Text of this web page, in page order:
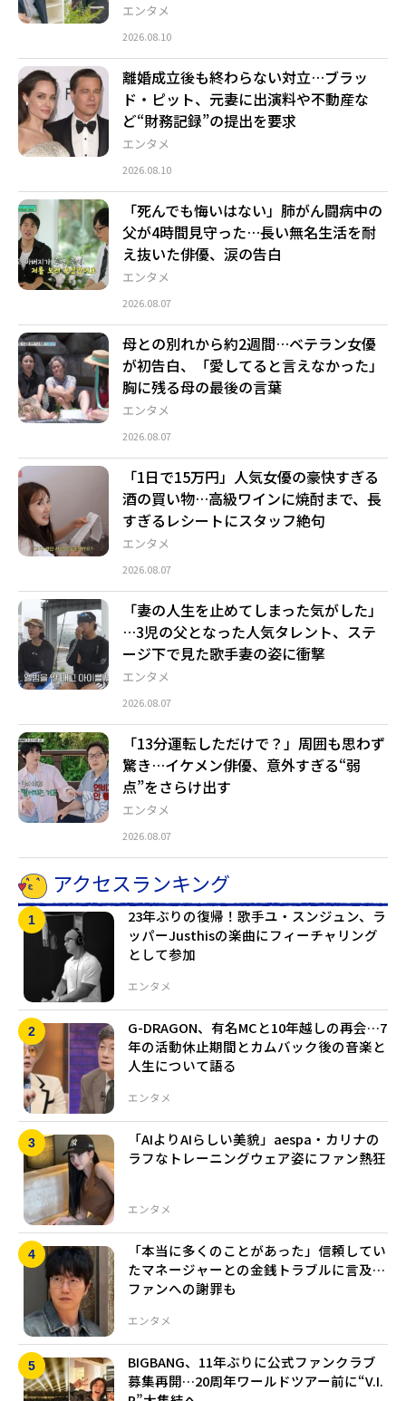
エンタメ
2026.08.10
エンタメ
離婚成立後も終わらない対立…ブラッ
ド・ピット、元妻に出演料や不動産な
ど“財務記録”の提出を要求
2026.08.10
エンタメ
「死んでも悔いはない」肺がん闘病中の
父が4時間見守った…長い無名生活を耐
え抜いた俳優、涙の告白
2026.08.07
エンタメ
母との別れから約2週間…ベテラン女優
が初告白、「愛してると言えなかった」
胸に残る母の最後の言葉
2026.08.07
エンタメ
「1日で15万円」人気女優の豪快すぎる
酒の買い物…高級ワインに焼酎まで、長
すぎるレシートにスタッフ絶句
2026.08.07
エンタメ
「妻の人生を止めてしまった気がした」
…3児の父となった人気タレント、ステ
ージ下で見た歌手妻の姿に衝撃
2026.08.07
エンタメ
「13分運転しただけで？」周囲も思わず
驚き…イケメン俳優、意外すぎる“弱
点”をさらけ出す
2026.08.07
アクセスランキング
エンタメ
23年ぶりの復帰！歌手ユ・スンジュン、ラ
ッパーJusthisの楽曲にフィーチャリング
として参加
エンタメ
G-DRAGON、有名MCと10年越しの再会…7
年の活動休止期間とカムバック後の音楽と
人生について語る
エンタメ
「AIよりAIらしい美貌」aespa・カリナの
ラフなトレーニングウェア姿にファン熱狂
エンタメ
「本当に多くのことがあった」信頼してい
たマネージャーとの金銭トラブルに言及…
ファンへの謝罪も
BIGBANG、11年ぶりに公式ファンクラブ
募集再開…20周年ワールドツアー前に“V.I.